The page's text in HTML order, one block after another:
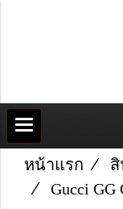
หน้าแรก
Gucci GG